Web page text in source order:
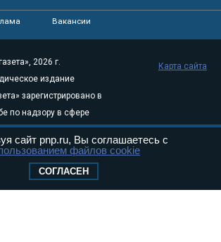
Вакансии
2026 г.
издание
зарегистрировано в
по надзору в сфере
технологий и
(Роскомнадзор) 05
Эл № ФС77-
Карта сайта
сайт pnp.ru, Вы соглашаетесь с
файлов cookie
СОГЛАСЕН